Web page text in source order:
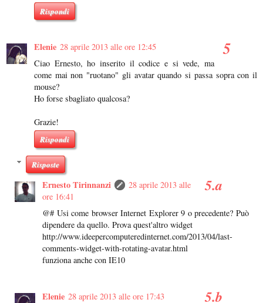
Rispondi
Elenie 28 aprile 2013 alle ore 12:45
Ciao Ernesto, ho inserito il codice e si vede, ma
come mai non "ruotano" gli avatar quando si passa sopra con il
mouse?
Ho forse sbagliato qualcosa?
Grazie!
Rispondi
Risposte
Ernesto Tirinnanzi
28 aprile 2013 alle
ore 16:41
@# Usi come browser Internet Explorer 9 o precedente? Può
dipendere da quello. Prova quest'altro widget
http://www.ideepercomputeredinternet.com/2013/04/last-
comments-widget-with-rotating-avatar.html
funziona anche con IE10
Elenie 28 aprile 2013 alle ore 17:43